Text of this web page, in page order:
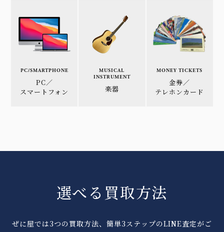
PC/SMARTPHONE
PC／
スマートフォン
MUSICAL
INSTRUMENT
楽器
MONEY TICKETS
金券／
テレホンカード
選べる買取方法
ぜに屋では3つの買取方法、簡単3ステップのLINE査定がご